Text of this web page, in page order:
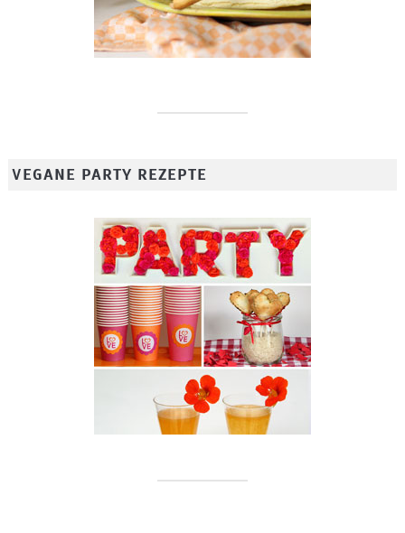
VEGANE PARTY REZEPTE